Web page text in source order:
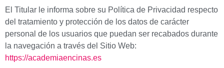
El Titular le informa sobre su Política de Privacidad respecto
del tratamiento y protección de los datos de carácter
personal de los usuarios que puedan ser recabados durante
la navegación a través del Sitio Web:
https://academiaencinas.es